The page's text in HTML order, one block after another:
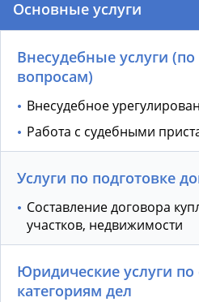
Основные услуги
Внесудебные услуги
вопросам)
Внесудебное
Работа с судебными
Услуги по подготовке
Составление договора
участков, недвижимости
Юридические услуги
категориям дел